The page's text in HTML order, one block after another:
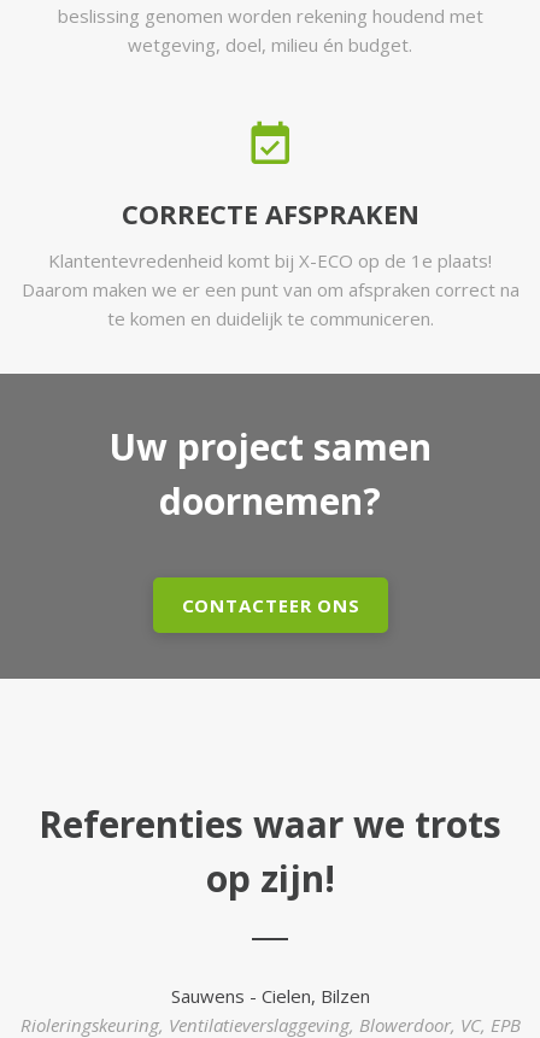
beslissing genomen worden rekening houdend met
wetgeving, doel, milieu én budget.
CORRECTE AFSPRAKEN
Klantentevredenheid komt bij X-ECO op de 1e plaats!
Daarom maken we er een punt van om afspraken correct na
te komen en duidelijk te communiceren.
Uw project samen
doornemen?
CONTACTEER ONS
Referenties waar we trots
op zijn!
Sauwens - Cielen, Bilzen
Rioleringskeuring, Ventilatieverslaggeving, Blowerdoor, VC, EPB